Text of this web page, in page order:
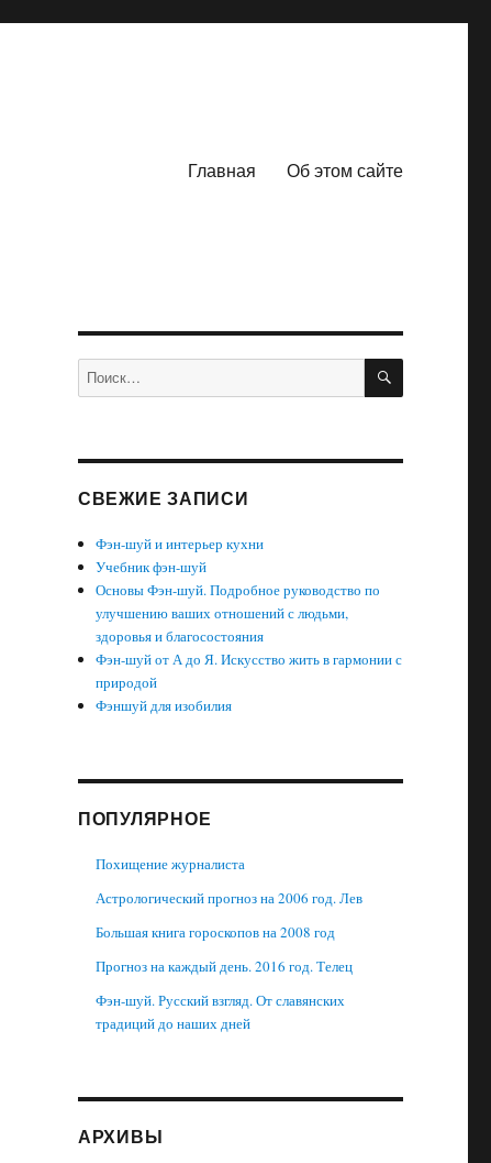
Главная Об этом сайте
Искать: ПОИСК
СВЕЖИЕ ЗАПИСИ
Фэн-шуй и интерьер кухни
Учебник фэн-шуй
Основы Фэн-шуй. Подробное руководство по
улучшению ваших отношений с людьми,
здоровья и благосостояния
Фэн-шуй от А до Я. Искусство жить в гармонии с
природой
Фэншуй для изобилия
ПОПУЛЯРНОЕ
Похищение журналиста
Астрологический прогноз на 2006 год. Лев
Большая книга гороскопов на 2008 год
Прогноз на каждый день. 2016 год. Телец
Фэн-шуй. Русский взгляд. От славянских
традиций до наших дней
АРХИВЫ